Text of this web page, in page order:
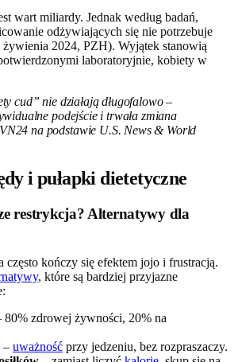
wart miliardy. Jednak według badań,
odżywiających się nie potrzebuje
2024, PZH). Wyjątek stanowią
laboratoryjnie, kobiety w
cud” nie działają długofalowo –
podejście i trwała zmiana
na podstawie U.S. News & World
i pułapki dietetyczne
restrykcja? Alternatywy dla
często kończy się efektem jojo i frustracją.
, które są bardziej przyjazne
80% zdrowej żywności, 20% na
– uważność przy jedzeniu, bez rozpraszaczy.